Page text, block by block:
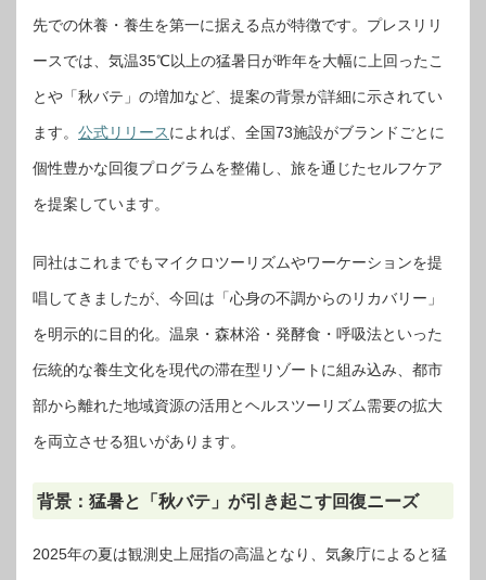
先での休養・養生を第一に据える点が特徴です。プレスリリ
ースでは、気温35℃以上の猛暑日が昨年を大幅に上回ったこ
とや「秋バテ」の増加など、提案の背景が詳細に示されてい
ます。 公式リリースによれば、全国73施設がブランドごとに
個性豊かな回復プログラムを整備し、旅を通じたセルフケア
を提案しています。
同社はこれまでもマイクロツーリズムやワーケーションを提
唱してきましたが、今回は「心身の不調からのリカバリー」
を明示的に目的化。温泉・森林浴・発酵食・呼吸法といった
伝統的な養生文化を現代の滞在型リゾートに組み込み、都市
部から離れた地域資源の活用とヘルスツーリズム需要の拡大
を両立させる狙いがあります。
背景：猛暑と「秋バテ」が引き起こす回復ニーズ
2025年の夏は観測史上屈指の高温となり、気象庁によると猛